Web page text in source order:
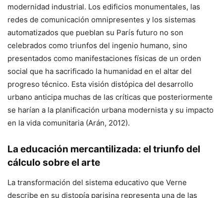
modernidad industrial. Los edificios monumentales, las
redes de comunicación omnipresentes y los sistemas
automatizados que pueblan su París futuro no son
celebrados como triunfos del ingenio humano, sino
presentados como manifestaciones físicas de un orden
social que ha sacrificado la humanidad en el altar del
progreso técnico. Esta visión distópica del desarrollo
urbano anticipa muchas de las críticas que posteriormente
se harían a la planificación urbana modernista y su impacto
en la vida comunitaria (Arán, 2012).
La educación mercantilizada: el triunfo del
cálculo sobre el arte
La transformación del sistema educativo que Verne
describe en su distopía parisina representa una de las